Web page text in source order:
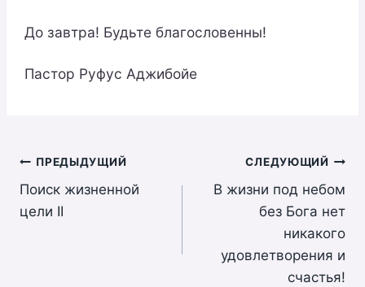
До завтра! Будьте благословенны!
Пастор Руфус Аджибойе
Навигация
по
ПРЕДЫДУЩИЙ
Поиск жизненной
цели II
СЛЕДУЮЩИЙ
B жизни под небом
без Бога нет
никакого
удовлетворения и
счастья!